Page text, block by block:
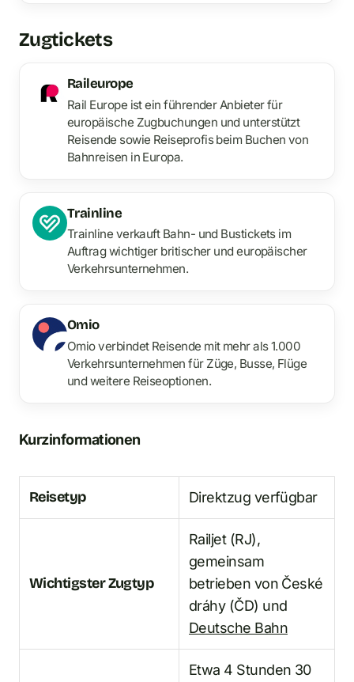
Zugtickets
Raileurope
Rail Europe ist ein führender Anbieter für
europäische Zugbuchungen und unterstützt
Reisende sowie Reiseprofis beim Buchen von
Bahnreisen in Europa.
Trainline
Trainline verkauft Bahn- und Bustickets im
Auftrag wichtiger britischer und europäischer
Verkehrsunternehmen.
Omio
Omio verbindet Reisende mit mehr als 1.000
Verkehrsunternehmen für Züge, Busse, Flüge
und weitere Reiseoptionen.
Kurzinformationen
Reisetyp Direktzug verfügbar
Wichtigster Zugtyp
Railjet (RJ),
gemeinsam
betrieben von České
dráhy (ČD) und
Deutsche Bahn
Etwa 4 Stunden 30